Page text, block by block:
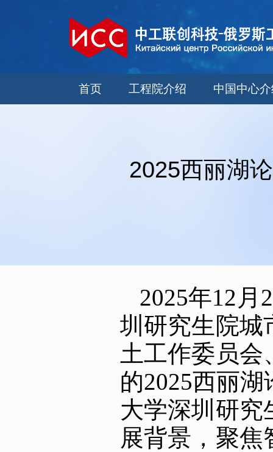
首页 工程院介绍 中国中心
2025西丽湖
2025年12
圳研究生院城
土工作委员
的2025西丽
大学深圳研究
展背景，聚